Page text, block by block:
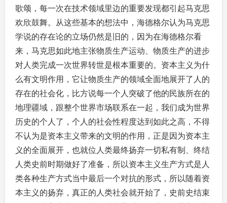
歌颂，每一次在技术领域里边的重要发现都引起马克思
欢欣鼓舞。从这些基本的想法中，海德格尔认为马克思
学说的存在论的立场仍然是旧的，因为在海德格尔看
来，马克思如此地主张物质生产运动、物质生产的进步
对人类完成一次世界转世是根本重要的。资本主义为什
么有文明作用，它让物质生产的领域全面地展开了人的
存在的社会化，比方说每一个人突破了他的民族所在的
地理疆域，跟整个世界市场联系在一起，我们成为世界
历史的个人了，个人的社会性程度达到如此之高，不得
不认为是资本主义带来的文明的作用，正是因为资本主
义的全面展开，也就位人类最终扬弃一切私有制、终结
人类史前时期做好了准备，所以资本主义生产方式是人
类各种生产方式当中最后一个对抗的形式，所以随着资
本主义的扬弃，真正的人类社会就开始了，史前史结束